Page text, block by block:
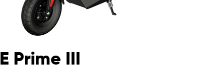
E Prime III